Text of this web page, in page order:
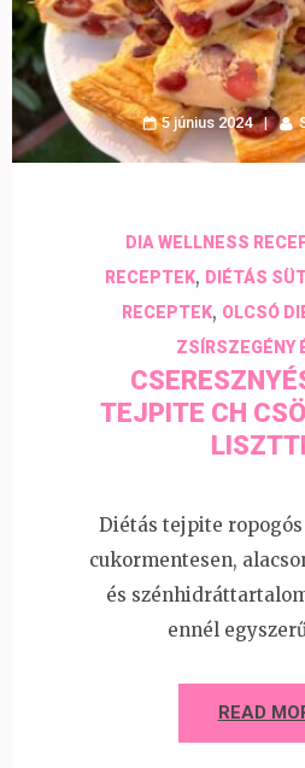
5 június 2024
DIA WELLNESS
RECEPTEK, DIÉTÁS
RECEPTEK, OLCSÓ
ZSÍRSZEGÉNY
TEJPITE CH
Diétás tejpite
cukormentesen,
és
ennél
READ